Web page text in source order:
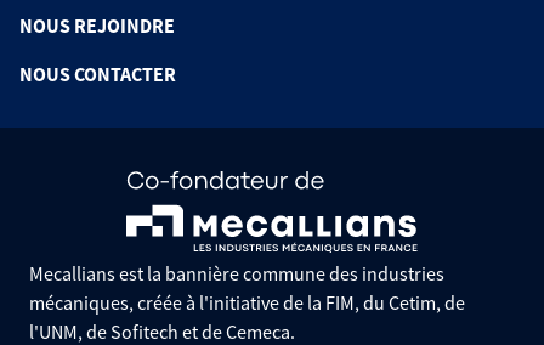
NOUS REJOINDRE
NOUS CONTACTER
Mecallians est la bannière commune des industries
mécaniques, créée à l'initiative de la FIM, du Cetim, de
l'UNM, de Sofitech et de Cemeca.